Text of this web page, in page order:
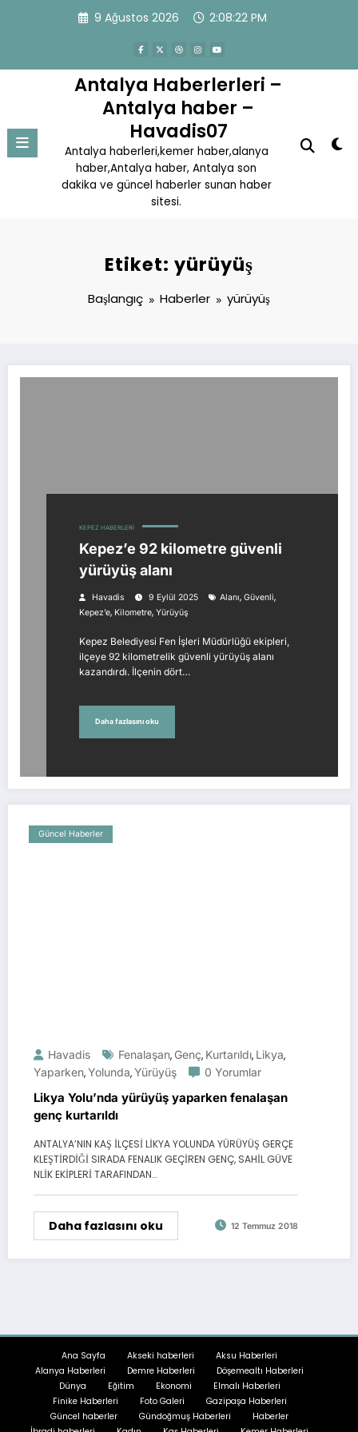
9 Ağustos 2026 2:08:22 PM
Antalya Haberlerleri –
Antalya haber –
Havadis07
Antalya haberleri,kemer haber,alanya
haber,Antalya haber, Antalya son
dakika ve güncel haberler sunan haber
sitesi.
Etiket: yürüyüş
Başlangıç Haberler yürüyüş
KEPEZ HABERLERI
Kepez’e 92 kilometre güvenli
yürüyüş alanı
Havadis 9 Eylül 2025 Alanı, Güvenli,
Kepez’e, Kilometre, Yürüyüş
Kepez Belediyesi Fen İşleri Müdürlüğü ekipleri,
ilçeye 92 kilometrelik güvenli yürüyüş alanı
kazandırdı. İlçenin dört…
Daha fazlasını oku
Güncel Haberler
Havadis Fenalaşan, Genç, Kurtarıldı, Likya,
Yaparken,Yolunda,Yürüyüş 0 Yorumlar
Likya Yolu’nda yürüyüş yaparken fenalaşan
genç kurtarıldı
ANTALYA’NIN KAŞ İLÇESİ LİKYA YOLUNDA YÜRÜYÜŞ GERÇE
KLEŞTİRDİĞİ SIRADA FENALIK GEÇİREN GENÇ, SAHİL GÜVE
NLİK EKİPLERİ TARAFINDAN…
Daha fazlasını oku 12 Temmuz 2018
Ana Sayfa Akseki haberleri
Aksu Haberleri
Alanya Haberleri
Demre Haberleri
Döşemealtı Haberleri
Dünya
Eğitim Ekonomi
Elmalı Haberleri
Finike Haberleri
Foto Galeri
Gazipaşa Haberleri
Güncel haberler
Gündoğmuş Haberleri
Haberler